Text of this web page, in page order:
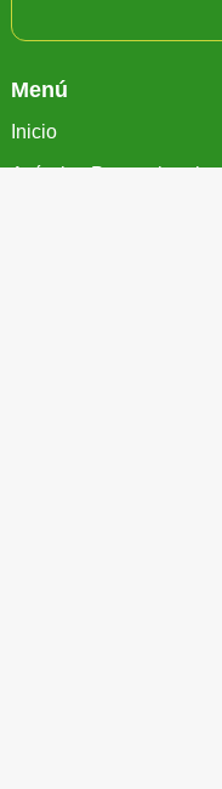
Menú
Inicio
Artículos Promocionales